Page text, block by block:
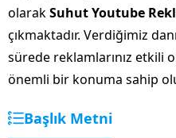
olarakSuhut Youtube
çıkmaktadır. Verdiğimiz
sürede reklamlarınız etkili
önemli bir konuma sahip
Başlık Metni